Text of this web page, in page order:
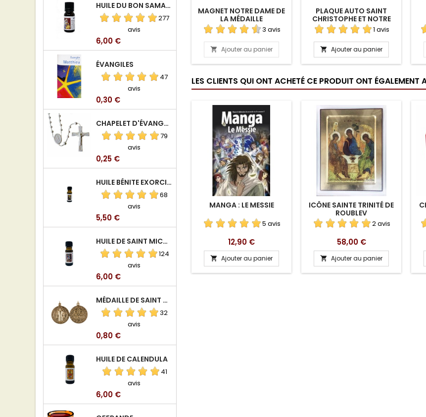
HUILE DU BON SAMARITAIN
277
avis
Prix
6,00 €
ÉVANGILES
47
avis
Prix
0,30 €
CHAPELET D'ÉVANGÉLISATION
79
avis
Prix
0,25 €
HUILE BÉNITE EXORCISÉE
68
avis
Prix
5,50 €
HUILE DE SAINT MICHEL ARCHANGE
124
avis
Prix
6,00 €
MÉDAILLE DE SAINT BENOIT EN ALUMINIUM
32
avis
Prix
0,80 €
HUILE DE CALENDULA
41
avis
Prix
6,00 €
MAGNET NOTRE DAME DE
LA MÉDAILLE
MIRACULEUSE3 avis
 Ajouter au panier
PLAQUE AUTO SAINT
CHRISTOPHE ET NOTRE
DAME QUI DÉFAIT LES
NOEUDS
1 avis
 Ajouter au panier
LES CLIENTS QUI ONT ACHETÉ CE PRODUIT ONT ÉGALEMENT
MANGA : LE MESSIE
5 avis
Prix
12,90 €
 Ajouter au panier
ICÔNE SAINTE TRINITÉ DE
ROUBLEV
2 avis
Prix
58,00 €
 Ajouter au panier